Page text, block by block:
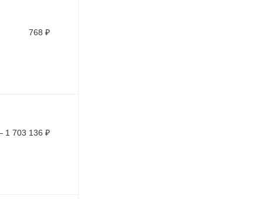
768 ₽
1 703 136 ₽